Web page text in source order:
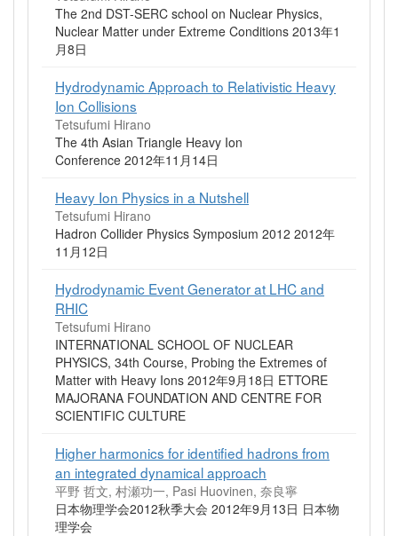
The 2nd DST-SERC school on Nuclear Physics,
Nuclear Matter under Extreme Conditions 2013年1
月8日
Hydrodynamic Approach to Relativistic Heavy
Ion Collisions
Tetsufumi Hirano
The 4th Asian Triangle Heavy Ion
Conference 2012年11月14日
Heavy Ion Physics in a Nutshell
Tetsufumi Hirano
Hadron Collider Physics Symposium 2012 2012年
11月12日
Hydrodynamic Event Generator at LHC and
RHIC
Tetsufumi Hirano
INTERNATIONAL SCHOOL OF NUCLEAR
PHYSICS, 34th Course, Probing the Extremes of
Matter with Heavy Ions 2012年9月18日 ETTORE
MAJORANA FOUNDATION AND CENTRE FOR
SCIENTIFIC CULTURE
Higher harmonics for identified hadrons from
an integrated dynamical approach
平野 哲文, 村瀬功一, Pasi Huovinen, 奈良寧
日本物理学会2012秋季大会 2012年9月13日 日本物
理学会